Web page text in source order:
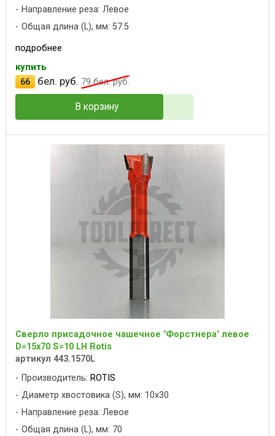
Направление реза: Левое
Общая длина (L), мм: 57.5
подробнее
купить
66
бел. руб. 79бел. руб.
В корзину
Сверло присадочное чашечное "Форстнера" левое
D=15x70 S=10 LH Rotis
артикул 443.1570L
Производитель: ROTIS
Диаметр хвостовика (S), мм: 10x30
Направление реза: Левое
Общая длина (L), мм: 70